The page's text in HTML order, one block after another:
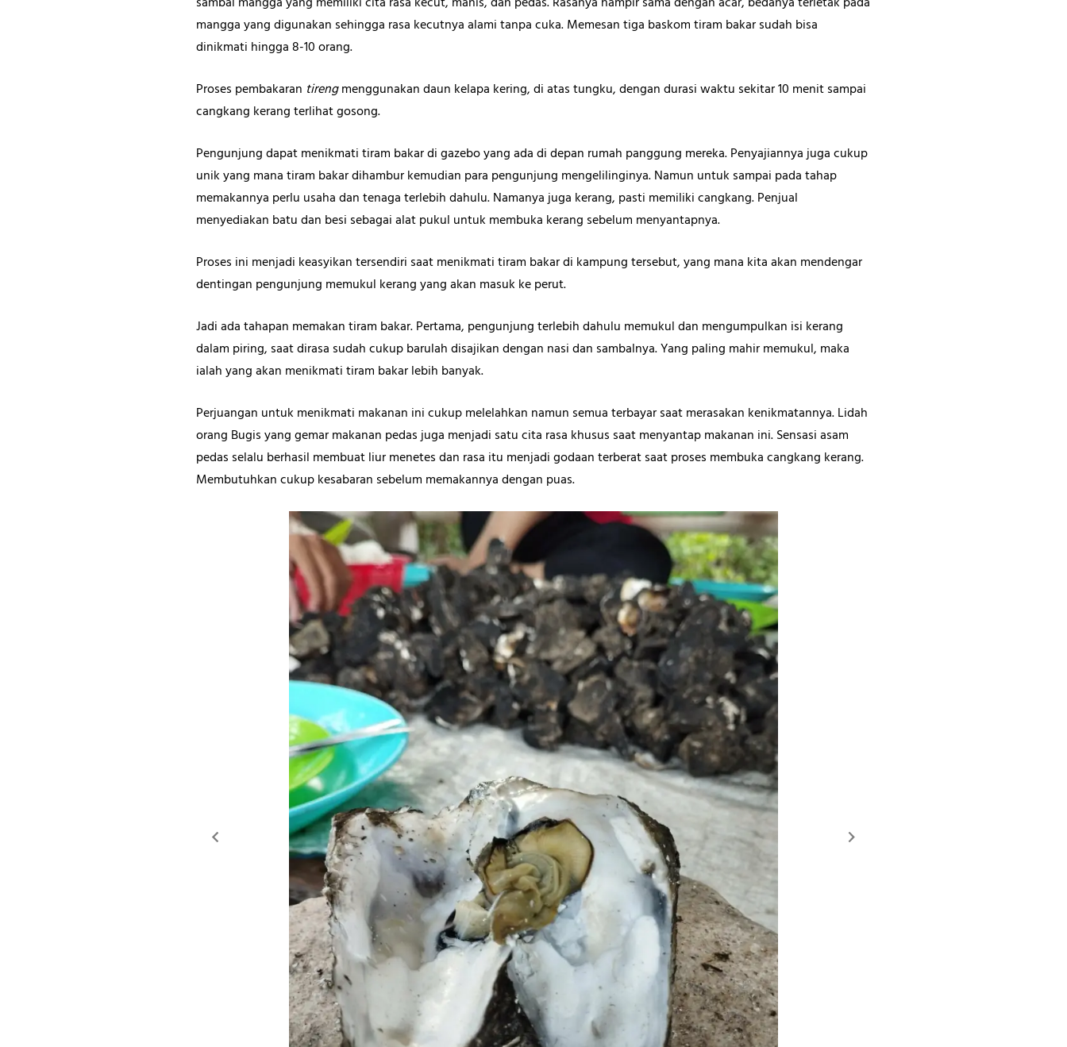
mangga yang digunakan sehingga rasa kecutnya alami tanpa cuka. Memesan tiga baskom tiram bakar sudah bisa
dinikmati hingga 8-10 orang.
Proses pembakaran tirengmenggunakan daun kelapa kering, di atas tungku, dengan durasi waktu sekitar 10 menit sampai
cangkang kerang terlihat gosong.
Pengunjung dapat menikmati tiram bakar di gazebo yang ada di depan rumah panggung mereka. Penyajiannya juga cukup
unik yang mana tiram bakar dihambur kemudian para pengunjung mengelilinginya. Namun untuk sampai pada tahap
memakannya perlu usaha dan tenaga terlebih dahulu. Namanya juga kerang, pasti memiliki cangkang. Penjual
menyediakan batu dan besi sebagai alat pukul untuk membuka kerang sebelum menyantapnya.
Proses ini menjadi keasyikan tersendiri saat menikmati tiram bakar di kampung tersebut, yang mana kita akan mendengar
dentingan pengunjung memukul kerang yang akan masuk ke perut.
Jadi ada tahapan memakan tiram bakar. Pertama, pengunjung terlebih dahulu memukul dan mengumpulkan isi kerang
dalam piring, saat dirasa sudah cukup barulah disajikan dengan nasi dan sambalnya. Yang paling mahir memukul, maka
ialah yang akan menikmati tiram bakar lebih banyak.
Perjuangan untuk menikmati makanan ini cukup melelahkan namun semua terbayar saat merasakan kenikmatannya. Lidah
orang Bugis yang gemar makanan pedas juga menjadi satu cita rasa khusus saat menyantap makanan ini. Sensasi asam
pedas selalu berhasil membuat liur menetes dan rasa itu menjadi godaan terberat saat proses membuka cangkang kerang.
Membutuhkan cukup kesabaran sebelum memakannya dengan puas.